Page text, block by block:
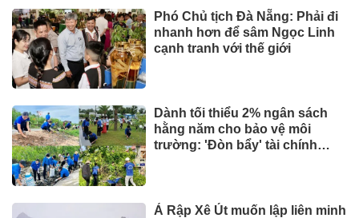
Phó Chủ tịch Đà Nẵng: Phải đi
nhanh hơn để sâm Ngọc Linh
cạnh tranh với thế giới
Dành tối thiểu 2% ngân sách
hằng năm cho bảo vệ môi
trường: 'Đòn bẩy' tài chính
Ả Rập Xê Út muốn lập liên minh